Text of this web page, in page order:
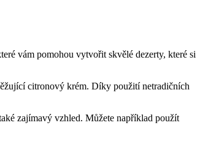
​vám pomohou vytvořit skvělé dezerty, které si
citronový krém. Díky použití ‌netradičních
zajímavý vzhled. ​Můžete například použít